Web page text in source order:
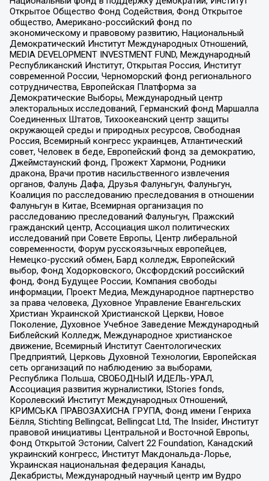
Открытое Общество Фонд Содействия, Фонд Открытое
общество, Американо-российский фонд по
экономическому и правовому развитию, Национальный
Демократический Институт Международных Отношений,
MEDIA DEVELOPMENT INVESTMENT FUND, Международный
Республиканский Институт, Открытая Россия, Институт
современной России, Черноморский фонд регионального
сотрудничества, Европейская Платформа за
Демократические Выборы, Международный центр
электоральных исследований, Германский фонд Маршалла
Соединенных Штатов, Тихоокеанский центр защиты
окружающей среды и природных ресурсов, Свободная
Россия, Всемирный конгресс украинцев, Атлантический
совет, Человек в беде, Европейский фонд за демократию,
Джеймстаунский фонд, Прожект Хармони, Родники
дракона, Врачи против насильственного извлечения
органов, Фалунь Дафа, Друзья Фалуньгун, Фалуньгун,
Коалиция по расследованию преследования в отношении
Фалуньгун в Китае, Всемирная организация по
расследованию преследований Фалуньгун, Пражский
гражданский центр, Ассоциация школ политических
исследований при Совете Европы, Центр либеральной
современности, Форум русскоязычных европейцев,
Немецко-русский обмен, Бард колледж, Европейский
выбор, Фонд Ходорковского, Оксфордский российский
фонд, Фонд Будущее России, Компания свободы
информации, Проект Медиа, Международное партнерство
за права человека, Духовное Управление Евангельских
Христиан Украинской Христианской Церкви, Новое
Поколение, Духовное Учебное Заведение Международный
Библейский Колледж, Международное христианское
движение, Всемирный Институт Саентологических
Предприятий, Церковь Духовной Технологии, Европейская
сеть организаций по наблюдению за выборами,
Республика Польша, СВОБОДНЫЙ ИДЕЛЬ-УРАЛ,
Ассоциация развития журналистики, IStories fonds,
Королевский Институт Международных Отношений,
КРИМСЬКА ПРАВОЗАХИСНА ГРУПА, Фонд имени Генриха
Бёлля, Stichting Bellingcat, Bellingcat Ltd, The Insider, Институт
правовой инициативы Центральной и Восточной Европы,
Фонд Открытой Эстонии, Calvert 22 Foundation, Канадский
украинский конгресс, Институт Макдональда-Лорье,
Украинская национальная федерация Канады,
Декабристы, Международный научный центр им Вудро